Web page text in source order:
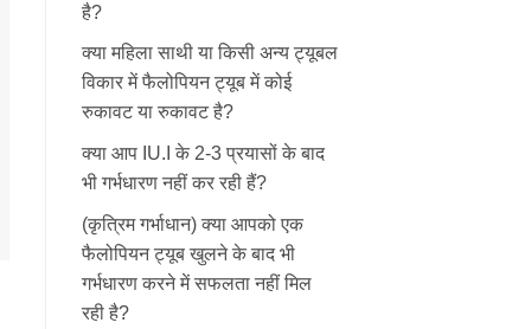
है?
क्या महिला साथी या किसी अन्य ट्यूबल
विकार में फैलोपियन ट्यूब में कोई
रुकावट या रुकावट है?
क्या आप IU.I के 2-3 प्रयासों के बाद
भी गर्भधारण नहीं कर रही हैं?
(कृत्रिम गर्भाधान) क्या आपको एक
फैलोपियन ट्यूब खुलने के बाद भी
गर्भधारण करने में सफलता नहीं मिल
रही है?